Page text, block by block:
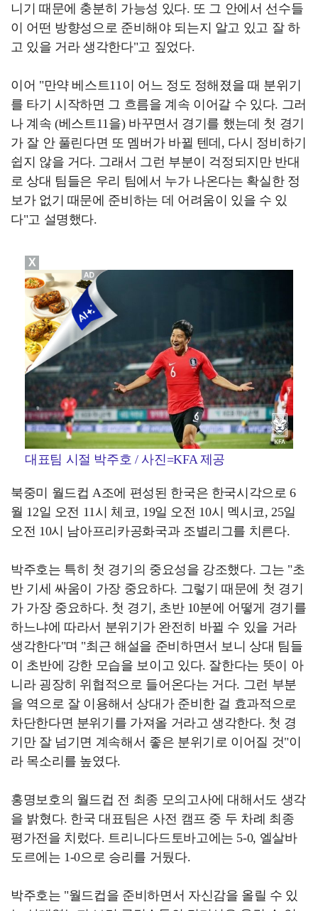
니기 때문에 충분히 가능성 있다. 또 그 안에서 선수들
이 어떤 방향성으로 준비해야 되는지 알고 있고 잘 하
고 있을 거라 생각한다"고 짚었다.
이어 "만약 베스트11이 어느 정도 정해졌을 때 분위기
를 타기 시작하면 그 흐름을 계속 이어갈 수 있다. 그러
나 계속 (베스트11을) 바꾸면서 경기를 했는데 첫 경기
가 잘 안 풀린다면 또 멤버가 바뀔 텐데, 다시 정비하기
쉽지 않을 거다. 그래서 그런 부분이 걱정되지만 반대
로 상대 팀들은 우리 팀에서 누가 나온다는 확실한 정
보가 없기 때문에 준비하는 데 어려움이 있을 수 있
다"고 설명했다.
대표팀 시절 박주호 / 사진=KFA 제공
북중미 월드컵 A조에 편성된 한국은 한국시각으로 6
월 12일 오전 11시 체코, 19일 오전 10시 멕시코, 25일
오전 10시 남아프리카공화국과 조별리그를 치른다.
박주호는 특히 첫 경기의 중요성을 강조했다. 그는 "초
반 기세 싸움이 가장 중요하다. 그렇기 때문에 첫 경기
가 가장 중요하다. 첫 경기, 초반 10분에 어떻게 경기를
하느냐에 따라서 분위기가 완전히 바뀔 수 있을 거라
생각한다"며 "최근 해설을 준비하면서 보니 상대 팀들
이 초반에 강한 모습을 보이고 있다. 잘한다는 뜻이 아
니라 굉장히 위협적으로 들어온다는 거다. 그런 부분
을 역으로 잘 이용해서 상대가 준비한 걸 효과적으로
차단한다면 분위기를 가져올 거라고 생각한다. 첫 경
기만 잘 넘기면 계속해서 좋은 분위기로 이어질 것"이
라 목소리를 높였다.
홍명보호의 월드컵 전 최종 모의고사에 대해서도 생각
을 밝혔다. 한국 대표팀은 사전 캠프 중 두 차례 최종
평가전을 치렀다. 트리니다드토바고에는 5-0, 엘살바
도르에는 1-0으로 승리를 거뒀다.
박주호는 "월드컵을 준비하면서 자신감을 올릴 수 있
X